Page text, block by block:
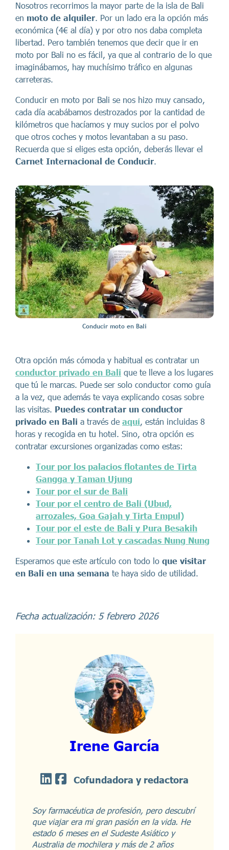
Nosotros recorrimos la mayor parte de la isla de Bali
en moto de alquiler. Por un lado era la opción más
económica (4€ al día) y por otro nos daba completa
libertad. Pero también tenemos que decir que ir en
moto por Bali no es fácil, ya que al contrario de lo que
imaginábamos, hay muchísimo tráfico en algunas
carreteras.
Conducir en moto por Bali se nos hizo muy cansado,
cada día acabábamos destrozados por la cantidad de
kilómetros que hacíamos y muy sucios por el polvo
que otros coches y motos levantaban a su paso.
Recuerda que si eliges esta opción, deberás llevar el
Carnet Internacional de Conducir.
Conducir moto en Bali
Otra opción más cómoda y habitual es contratar un
conductor privado en Bali que te lleve a los lugares
que tú le marcas. Puede ser solo conductor como guía
a la vez, que además te vaya explicando cosas sobre
las visitas. Puedes contratar un conductor
privado en Bali a través de aquí, están incluidas 8
horas y recogida en tu hotel. Sino, otra opción es
contratar excursiones organizadas como estas:
Tour por los palacios flotantes de Tirta
Gangga y Taman Ujung
Tour por el sur de Bali
Tour por el centro de Bali (Ubud,
arrozales, Goa Gajah y Tirta Empul)
Tour por el este de Bali y Pura Besakih
Tour por Tanah Lot y cascadas Nung Nung
Esperamos que este artículo con todo lo que visitar
en Bali en una semana te haya sido de utilidad.
Fecha actualización: 5 febrero 2026
Irene García
Cofundadora y redactora
Soy farmacéutica de profesión, pero descubrí
que viajar era mi gran pasión en la vida. He
estado 6 meses en el Sudeste Asiático y
Australia de mochilera y más de 2 años